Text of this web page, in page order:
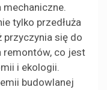
mechaniczne.
tylko przedłuża
przyczynia się do
remontów, co jest
i ekologii.
budowlanej